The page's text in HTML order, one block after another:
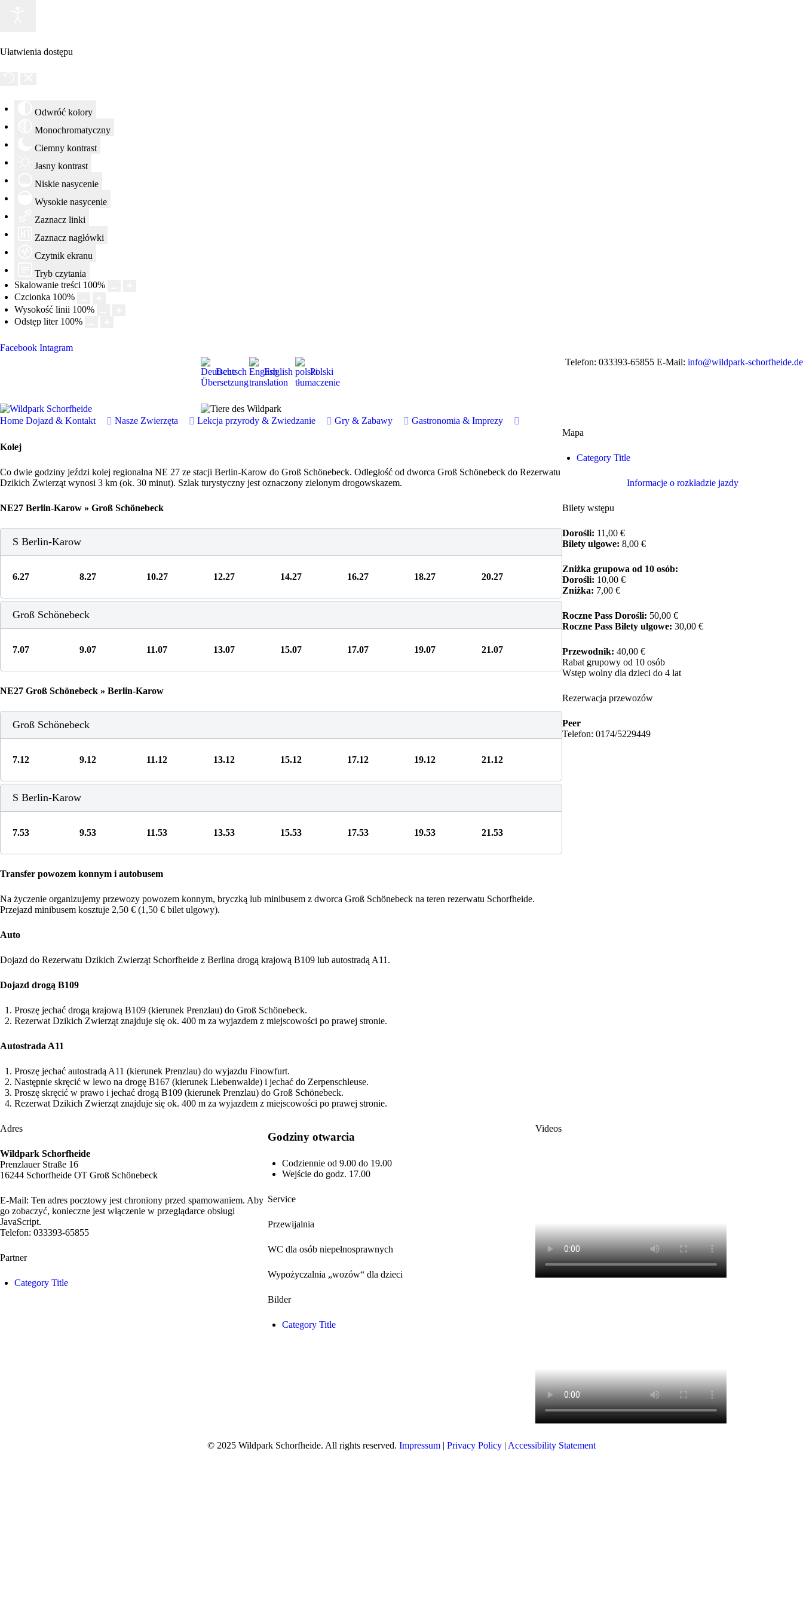
Ułatwienia dostępu
Odwróć kolory
Monochromatyczny
Ciemny kontrast
Jasny kontrast
Niskie nasycenie
Wysokie nasycenie
Zaznacz linki
Zaznacz nagłówki
Czytnik ekranu
Tryb czytania
Skalowanie treści 100%
Czcionka 100%
Wysokość linii 100%
Odstęp liter 100%
Facebook Intagram
Deutsch English Polski
Telefon: 033393-65855 E-Mail: info@wildpark-schorfheide.de
Home Dojazd & Kontakt Nasze Zwierzęta Lekcja przyrody & Zwiedzanie Gry & Zabawy Gastronomia & Imprezy
Kolej
Co dwie godziny jeździ kolej regionalna NE 27 ze stacji Berlin-Karow do Groß Schönebeck. Odległość od dworca Groß Schönebeck do Rezerwatu
Dzikich Zwierząt wynosi 3 km (ok. 30 minut). Szlak turystyczny jest oznaczony zielonym drogowskazem.
NE27 Berlin-Karow » Groß Schönebeck
S Berlin-Karow
6.27 8.27 10.27 12.27 14.27 16.27 18.27 20.27
Groß Schönebeck
7.07 9.07 11.07 13.07 15.07 17.07 19.07 21.07
NE27 Groß Schönebeck » Berlin-Karow
Groß Schönebeck
7.12 9.12 11.12 13.12 15.12 17.12 19.12 21.12
S Berlin-Karow
7.53 9.53 11.53 13.53 15.53 17.53 19.53 21.53
Transfer powozem konnym i autobusem
Na życzenie organizujemy przewozy powozem konnym, bryczką lub minibusem z dworca Groß Schönebeck na teren rezerwatu Schorfheide.
Przejazd minibusem kosztuje 2,50 € (1,50 € bilet ulgowy).
Auto
Dojazd do Rezerwatu Dzikich Zwierząt Schorfheide z Berlina drogą krajową B109 lub autostradą A11.
Dojazd drogą B109
Proszę jechać drogą krajową B109 (kierunek Prenzlau) do Groß Schönebeck.
Rezerwat Dzikich Zwierząt znajduje się ok. 400 m za wyjazdem z miejscowości po prawej stronie.
Autostrada A11
Proszę jechać autostradą A11 (kierunek Prenzlau) do wyjazdu Finowfurt.
Następnie skręcić w lewo na drogę B167 (kierunek Liebenwalde) i jechać do Zerpenschleuse.
Proszę skręcić w prawo i jechać drogą B109 (kierunek Prenzlau) do Groß Schönebeck.
Rezerwat Dzikich Zwierząt znajduje się ok. 400 m za wyjazdem z miejscowości po prawej stronie.
Mapa
Category Title
Informacje o rozkładzie jazdy
Bilety wstępu
Dorośli: 11,00 €
Bilety ulgowe: 8,00 €
Zniżka grupowa od 10 osób:
Dorośli: 10,00 €
Zniżka: 7,00 €
Roczne Pass Dorośli: 50,00 €
Roczne Pass Bilety ulgowe: 30,00 €
Przewodnik: 40,00 €
Rabat grupowy od 10 osób
Wstęp wolny dla dzieci do 4 lat
Rezerwacja przewozów
Peer
Telefon: 0174/5229449
Adres
Wildpark Schorfheide
Prenzlauer Straße 16
16244 Schorfheide OT Groß Schönebeck
E-Mail: Ten adres pocztowy jest chroniony przed spamowaniem. Aby
go zobaczyć, konieczne jest włączenie w przeglądarce obsługi
JavaScript.
Telefon: 033393-65855
Partner
Category Title
Godziny otwarcia
Codziennie od 9.00 do 19.00
Wejście do godz. 17.00
Service
Przewijalnia
WC dla osób niepełnosprawnych
Wypożyczalnia „wozów“ dla dzieci
Bilder
Category Title
Videos
© 2025 Wildpark Schorfheide. All rights reserved. Impressum | Privacy Policy | Accessibility Statement